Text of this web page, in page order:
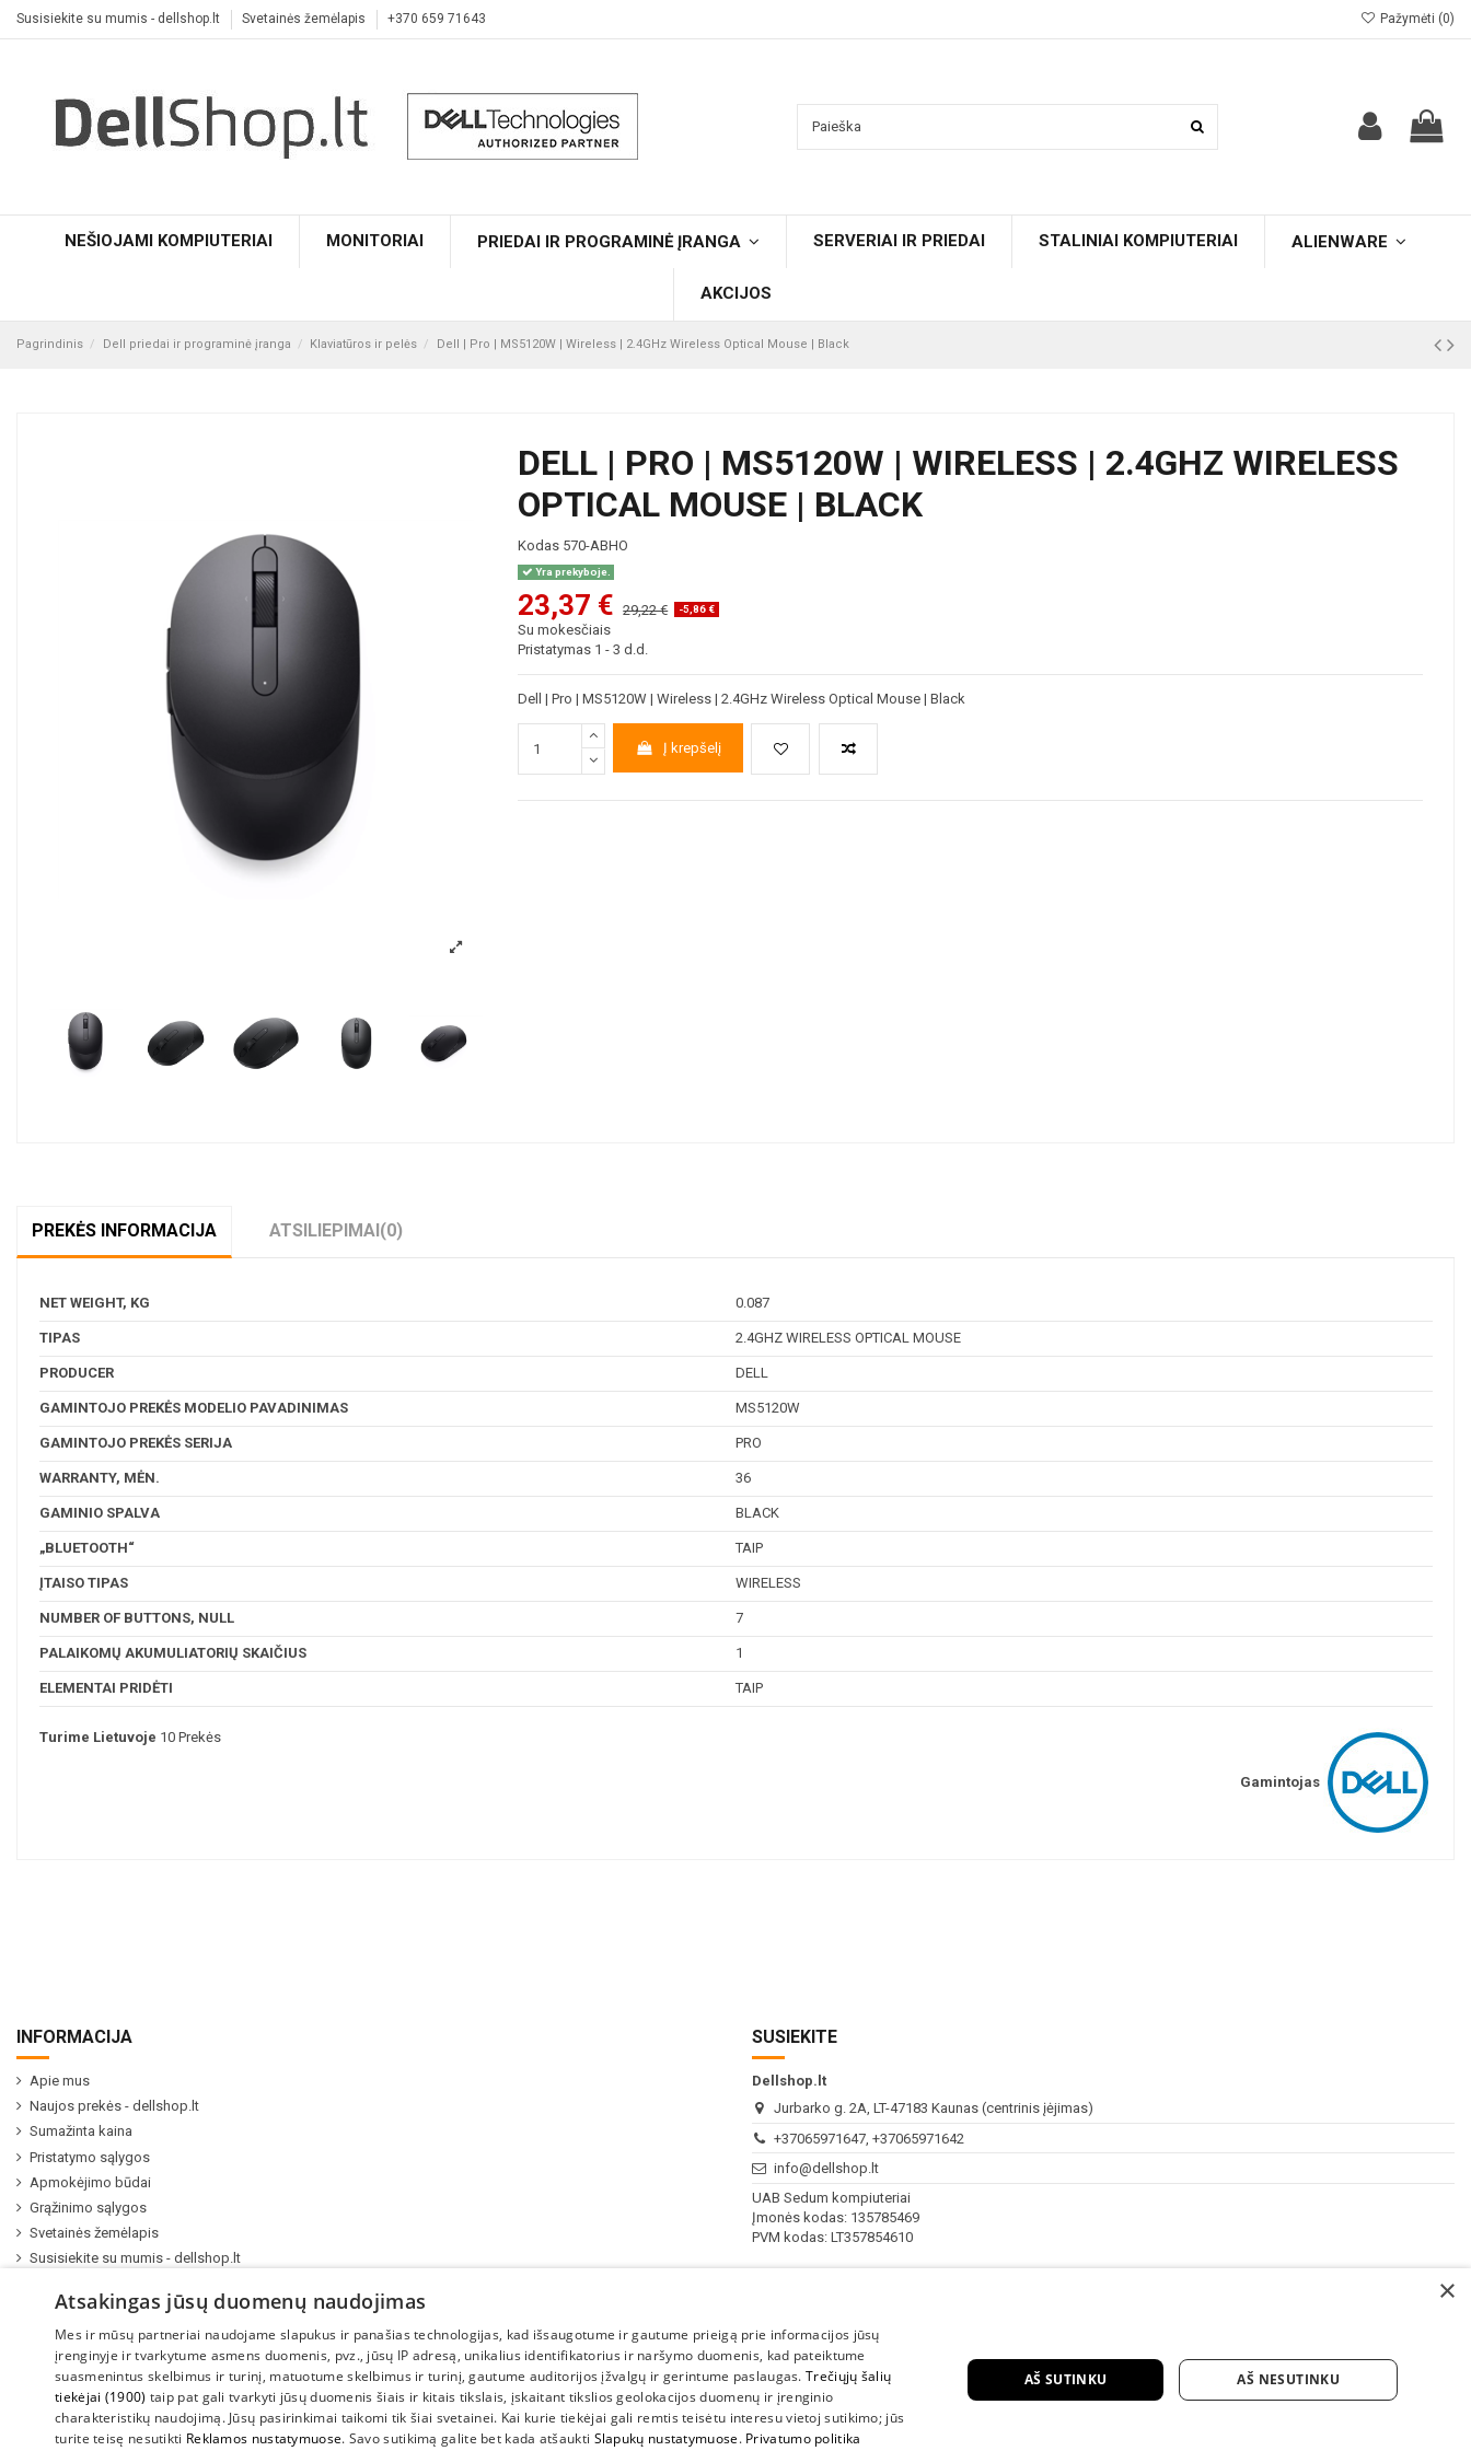
Susisiekite su mumis - dellshop.lt Svetainės žemėlapis +370 659 71643 Pažymėti (0)
NEŠIOJAMI KOMPIUTERIAI MONITORIAI PRIEDAI IR PROGRAMINĖ ĮRANGA SERVERIAI IR PRIEDAI STALINIAI KOMPIUTERIAI ALIENWARE
AKCIJOS
Pagrindinis Dell priedai ir programinė įranga Klaviatūros ir pelės Dell | Pro | MS5120W | Wireless | 2.4GHz Wireless Optical Mouse | Black
DELL | PRO | MS5120W | WIRELESS | 2.4GHZ WIRELESS
OPTICAL MOUSE | BLACK
Kodas 570-ABHO
Yra prekyboje.
23,37 € 29,22 € -5,86 €
Su mokesčiais
Pristatymas 1 - 3 d.d.
Dell | Pro | MS5120W | Wireless | 2.4GHz Wireless Optical Mouse | Black
Į krepšelį
PREKĖS INFORMACIJA ATSILIEPIMAI(0)
NET WEIGHT, KG 0.087
TIPAS 2.4GHZ WIRELESS OPTICAL MOUSE
PRODUCER DELL
GAMINTOJO PREKĖS MODELIO PAVADINIMAS MS5120W
GAMINTOJO PREKĖS SERIJA PRO
WARRANTY, MĖN. 36
GAMINIO SPALVA BLACK
„BLUETOOTH“ TAIP
ĮTAISO TIPAS WIRELESS
NUMBER OF BUTTONS, NULL 7
PALAIKOMŲ AKUMULIATORIŲ SKAIČIUS 1
ELEMENTAI PRIDĖTI TAIP
Gamintojas
Turime Lietuvoje 10 Prekės
INFORMACIJA
Apie mus
Naujos prekės - dellshop.lt
Sumažinta kaina
Pristatymo sąlygos
Apmokėjimo būdai
Grąžinimo sąlygos
Svetainės žemėlapis
Susisiekite su mumis - dellshop.lt
SUSIEKITE
Dellshop.lt
Jurbarko g. 2A, LT-47183 Kaunas (centrinis įėjimas)
+37065971647, +37065971642
info@dellshop.lt
UAB Sedum kompiuteriai
Įmonės kodas: 135785469
PVM kodas: LT357854610
VI-VIINedirbame
×
Atsakingas jūsų duomenų naudojimas
Mes ir mūsų partneriai naudojame slapukus ir panašias technologijas, kad išsaugotume ir gautume prieigą prie informacijos jūsų
įrenginyje ir tvarkytume asmens duomenis, pvz., jūsų IP adresą, unikalius identifikatorius ir naršymo duomenis, kad pateiktume
suasmenintus skelbimus ir turinį, matuotume skelbimus ir turinį, gautume auditorijos įžvalgų ir gerintume paslaugas.Trečiųjų šalių
tiekėjai (1900) taip pat gali tvarkyti jūsų duomenis šiais ir kitais tikslais, įskaitant tikslios geolokacijos duomenų ir įrenginio
charakteristikų naudojimą. Jūsų pasirinkimai taikomi tik šiai svetainei. Kai kurie tiekėjai gali remtis teisėtu interesu vietoj sutikimo; jūs
turite teisę nesutikti Reklamos nustatymuose. Savo sutikimą galite bet kada atšaukti Slapukų nustatymuose. Privatumo politika
AŠ SUTINKU AŠ NESUTINKU